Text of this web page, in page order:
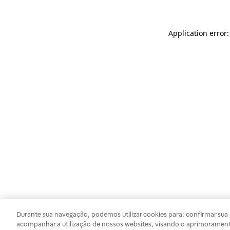
Application
Durante sua navegação, podemos utilizar cookies para: confirmar
acompanhar a utilização de nossos websites, visando o